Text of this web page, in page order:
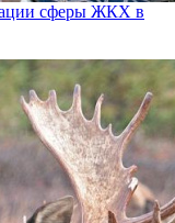
сферы ЖКХ в